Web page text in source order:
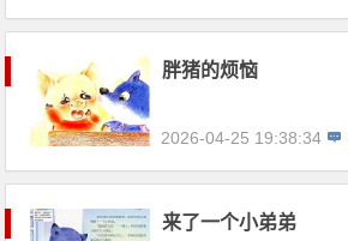
胖猪的烦恼
2026-04-25 19:38:34
来了一个小弟弟